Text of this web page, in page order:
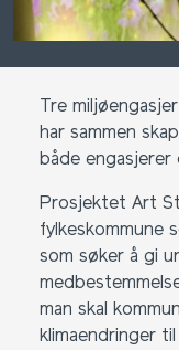
Tre
har sammen
både engasjerer
Prosjektet Art
fylkeskommune
som søker å gi
man skal
klimaendringer